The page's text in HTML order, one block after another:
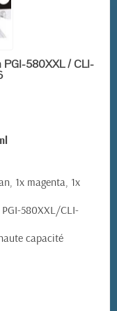
PGI-580XXL / CLI-
1x magenta, 1x
580XXL/CLI-
capacité